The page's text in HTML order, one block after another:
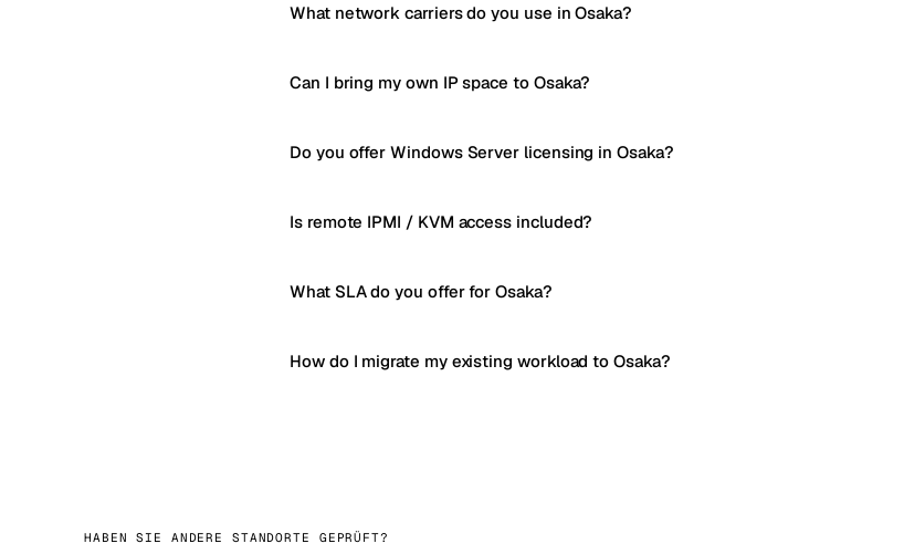
What network carriers do you use in Osaka?
Can I bring my own IP space to Osaka?
Do you offer Windows Server licensing in Osaka?
Is remote IPMI / KVM access included?
What SLA do you offer for Osaka?
How do I migrate my existing workload to Osaka?
HABEN SIE ANDERE STANDORTE GEPRÜFT?